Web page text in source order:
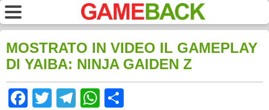
MOSTRATO IN VIDEO IL GAMEPLAY
DI YAIBA: NINJA GAIDEN Z
Facebook
TwitterTelegram
WhatsApp